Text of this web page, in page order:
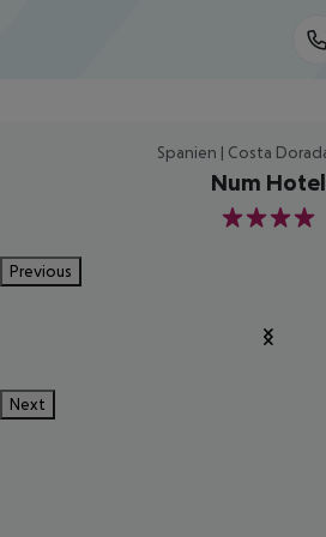
Spanien | Costa
Num Hotel
4
Previous
Next